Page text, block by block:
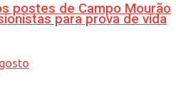
postes de Campo Mourão
para prova de vida